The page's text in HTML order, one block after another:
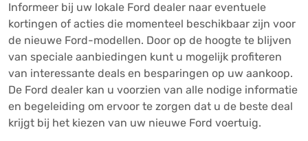
Informeer bij uw lokale Ford dealer naar eventuele
kortingen of acties die momenteel beschikbaar zijn voor
de nieuwe Ford-modellen. Door op de hoogte te blijven
van speciale aanbiedingen kunt u mogelijk profiteren
van interessante deals en besparingen op uw aankoop.
De Ford dealer kan u voorzien van alle nodige informatie
en begeleiding om ervoor te zorgen dat u de beste deal
krijgt bij het kiezen van uw nieuwe Ford voertuig.